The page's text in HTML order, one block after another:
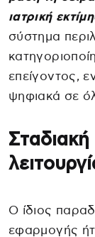
ιατρική
σύστημα
επείγοντος,
ψηφιακά σε
Ο ίδιος
εφαρμογής